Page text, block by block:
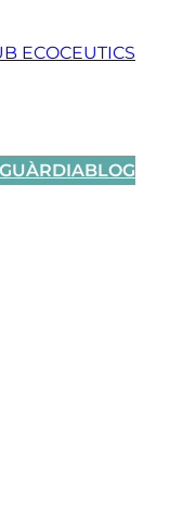
ECOCEUTICS
BLOG